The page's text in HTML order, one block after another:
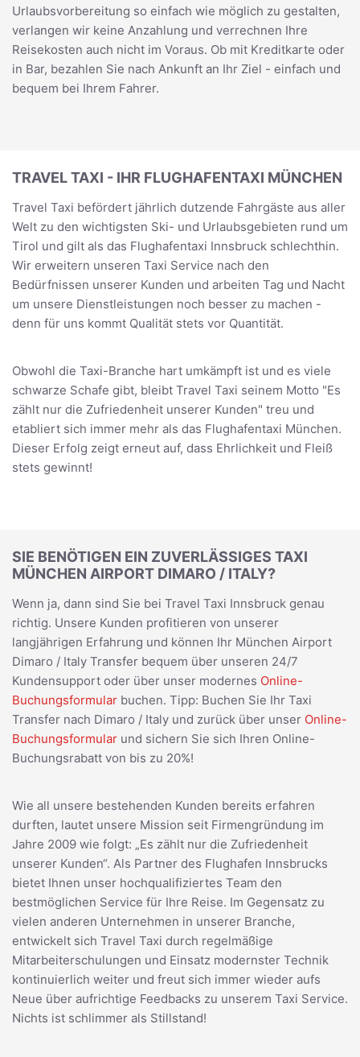
Urlaubsvorbereitung so einfach wie möglich zu gestalten,
verlangen wir keine Anzahlung und verrechnen Ihre
Reisekosten auch nicht im Voraus. Ob mit Kreditkarte oder
in Bar, bezahlen Sie nach Ankunft an Ihr Ziel - einfach und
bequem bei Ihrem Fahrer.
TRAVEL TAXI - IHR FLUGHAFENTAXI MÜNCHEN
Travel Taxi befördert jährlich dutzende Fahrgäste aus aller
Welt zu den wichtigsten Ski- und Urlaubsgebieten rund um
Tirol und gilt als das Flughafentaxi Innsbruck schlechthin.
Wir erweitern unseren Taxi Service nach den
Bedürfnissen unserer Kunden und arbeiten Tag und Nacht
um unsere Dienstleistungen noch besser zu machen -
denn für uns kommt Qualität stets vor Quantität.
Obwohl die Taxi-Branche hart umkämpft ist und es viele
schwarze Schafe gibt, bleibt Travel Taxi seinem Motto "Es
zählt nur die Zufriedenheit unserer Kunden" treu und
etabliert sich immer mehr als das Flughafentaxi München.
Dieser Erfolg zeigt erneut auf, dass Ehrlichkeit und Fleiß
stets gewinnt!
SIE BENÖTIGEN EIN ZUVERLÄSSIGES TAXI
MÜNCHEN AIRPORT DIMARO / ITALY?
Wenn ja, dann sind Sie bei Travel Taxi Innsbruck genau
richtig. Unsere Kunden profitieren von unserer
langjährigen Erfahrung und können Ihr München Airport
Dimaro / Italy Transfer bequem über unseren 24/7
Kundensupport oder über unser modernes Online-
Buchungsformular buchen. Tipp: Buchen Sie Ihr Taxi
Transfer nach Dimaro / Italy und zurück über unser Online-
Buchungsformular und sichern Sie sich Ihren Online-
Buchungsrabatt von bis zu 20%!
Wie all unsere bestehenden Kunden bereits erfahren
durften, lautet unsere Mission seit Firmengründung im
Jahre 2009 wie folgt: „Es zählt nur die Zufriedenheit
unserer Kunden“. Als Partner des Flughafen Innsbrucks
bietet Ihnen unser hochqualifiziertes Team den
bestmöglichen Service für Ihre Reise. Im Gegensatz zu
vielen anderen Unternehmen in unserer Branche,
entwickelt sich Travel Taxi durch regelmäßige
Mitarbeiterschulungen und Einsatz modernster Technik
kontinuierlich weiter und freut sich immer wieder aufs
Neue über aufrichtige Feedbacks zu unserem Taxi Service.
Nichts ist schlimmer als Stillstand!